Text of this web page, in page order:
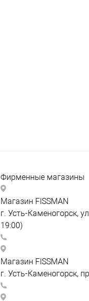
Фирменные магазины
Магазин FISSMAN
г. Усть-Каменогорск,
19:00)
Магазин FISSMAN
г. Усть-Каменогорск,